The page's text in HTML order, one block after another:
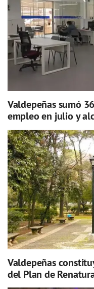
Valdepeñas sumó
empleo en julio y
Valdepeñas
del Plan de